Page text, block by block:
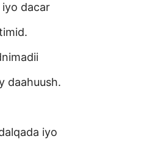
iyo dacar
daahuush.
iyo